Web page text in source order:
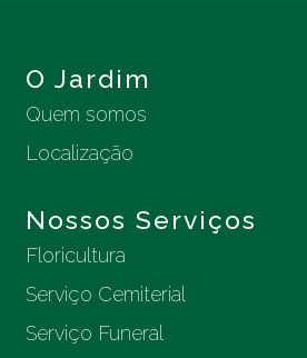
O Jardim
Quem somos
Localização
Nossos Serviços
Floricultura
Serviço Cemiterial
Serviço Funeral